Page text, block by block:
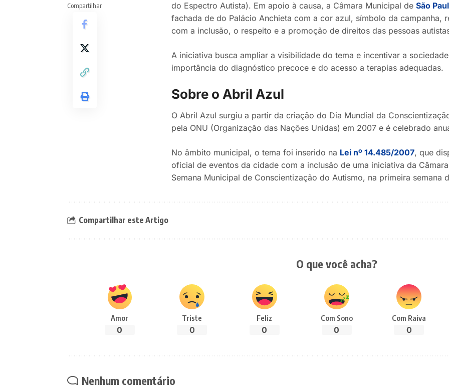
Compartilhar
do Espectro Autista). Em apoio à causa, a Câmara Municipal de São
fachada de do Palácio Anchieta com a cor azul, símbolo da campanha,
com a inclusão, o respeito e a promoção de direitos das pessoas
A iniciativa busca ampliar a visibilidade do tema e incentivar a
importância do diagnóstico precoce e do acesso a terapias adequadas.
Sobre o Abril Azul
O Abril Azul surgiu a partir da criação do Dia Mundial da
pela ONU (Organização das Nações Unidas) em 2007 e é celebrado
No âmbito municipal, o tema foi inserido na Lei nº 14.485/2007, que
oficial de eventos da cidade com a inclusão de uma iniciativa da
Semana Municipal de Conscientização do Autismo, na primeira semana
Compartilhar este Artigo
O que você acha?
Amor
0
Triste
0
Feliz
0
Com Sono
0
Com Raiva
0
Nenhum comentário